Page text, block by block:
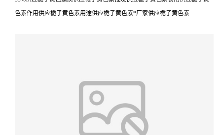
色素作用供应栀子黄色素用途供应栀子黄色素*厂家供应栀子黄色素